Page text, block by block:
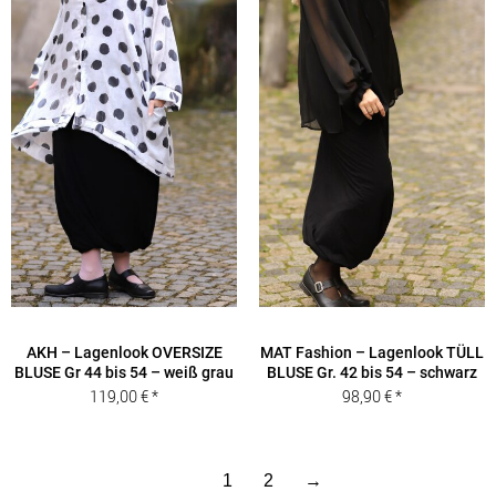
AKH – Lagenlook OVERSIZE
BLUSE Gr 44 bis 54 – weiß grau
119,00€
MAT Fashion – Lagenlook TÜLL
BLUSE Gr. 42 bis 54 – schwarz
98,90€
1 2 →